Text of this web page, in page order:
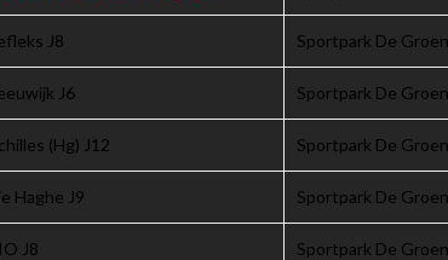
J8 Sportpark De
J6 Sportpark De
(Hg) J12 Sportpark De
Haghe J9 Sportpark De
J8 Sportpark De